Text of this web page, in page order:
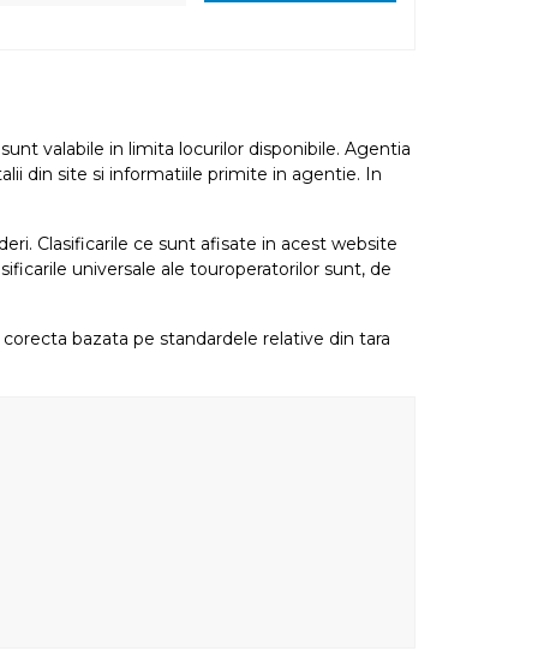
valabile in limita locurilor disponibile. Agentia
din site si informatiile primite in agentie. In
Clasificarile ce sunt afisate in acest website
universale ale touroperatorilor sunt, de
bazata pe standardele relative din tara